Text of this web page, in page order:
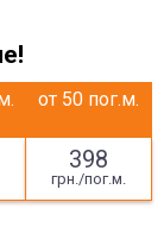
от 50 пог.м.
398
грн./пог.м.